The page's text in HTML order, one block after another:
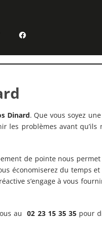
Dinard. Que vous soyez
les problèmes avant qu’ils
de pointe nous
économiserez du temps et
s’engage à vous
au02 23 15 35 35pour